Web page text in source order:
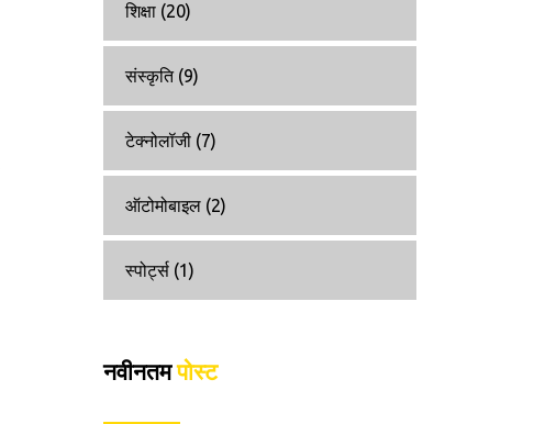
शिक्षा (20)
संस्कृति (9)
टेक्नोलॉजी (7)
ऑटोमोबाइल (2)
स्पोर्ट्स (1)
नवीनतमपोस्ट